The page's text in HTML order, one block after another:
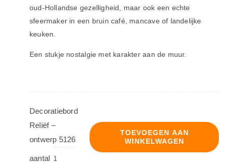
oud-Hollandse gezelligheid, maar ook een echte
sfeermaker in een bruin café, mancave of landelijke
keuken.
Een stukje nostalgie met karakter aan de muur.
Decoratiebord
Reliëf –
ontwerp 5126
aantal
TOEVOEGEN AAN
WINKELWAGEN